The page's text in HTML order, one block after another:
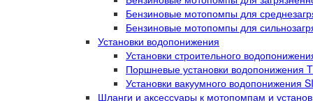
Бензиновые мотопомпы для
Бензиновые мотопомпы для
Установки водопонижения
Установки строительного
Поршневые установки водопонижения
Установки вакуумного водопонижения
Шланги и аксессуары к мотопомпам и